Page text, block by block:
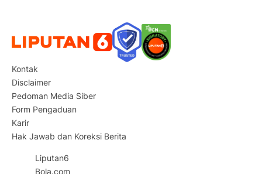
Kontak
Disclaimer
Pedoman Media Siber
Form Pengaduan
Karir
Hak Jawab dan Koreksi Berita
Liputan6
Bola.com